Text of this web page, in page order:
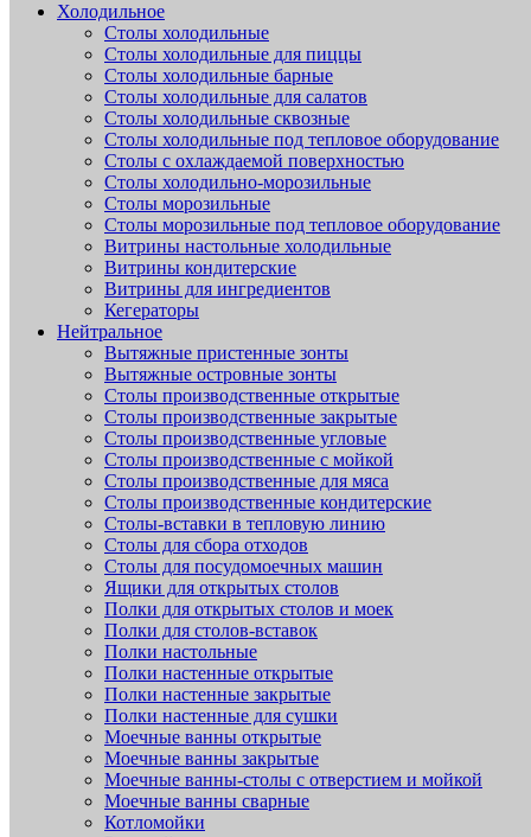
Холодильное
Столы холодильные
Столы холодильные для пиццы
Столы холодильные барные
Столы холодильные для салатов
Столы холодильные сквозные
Столы холодильные под тепловое оборудование
Столы с охлаждаемой поверхностью
Столы холодильно-морозильные
Столы морозильные
Столы морозильные под тепловое оборудование
Витрины настольные холодильные
Витрины кондитерские
Витрины для ингредиентов
Кегераторы
Нейтральное
Вытяжные пристенные зонты
Вытяжные островные зонты
Столы производственные открытые
Столы производственные закрытые
Столы производственные угловые
Столы производственные с мойкой
Столы производственные для мяса
Столы производственные кондитерские
Столы-вставки в тепловую линию
Столы для сбора отходов
Столы для посудомоечных машин
Ящики для открытых столов
Полки для открытых столов и моек
Полки для столов-вставок
Полки настольные
Полки настенные открытые
Полки настенные закрытые
Полки настенные для сушки
Моечные ванны открытые
Моечные ванны закрытые
Моечные ванны-столы с отверстием и мойкой
Моечные ванны сварные
Котломойки